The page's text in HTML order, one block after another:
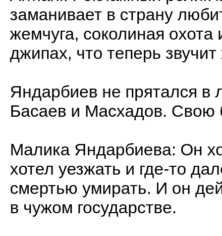
заманивает в страну
жемчуга, соколиная
джипах, что теперь звучит
Яндарбиев не прятался в
Басаев и Масхадов. Свою
Малика Яндарбиева: Он
хотел уезжать и где-то
смертью умирать. И он
в чужом государстве.